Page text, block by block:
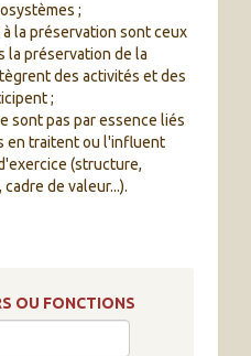
;
la préservation sont ceux
la préservation de la
des activités et des
;
sont pas par essence liés
en traitent ou l'influent
(structure,
de valeur...).
OU FONCTIONS